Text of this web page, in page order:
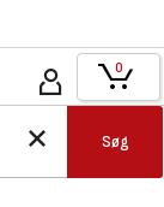
Søg
0